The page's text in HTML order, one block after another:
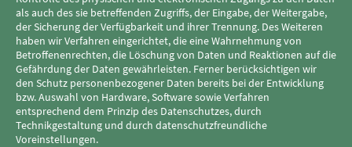
als auch des sie betreffenden Zugriffs, der Eingabe, der Weitergabe,
der Sicherung der Verfügbarkeit und ihrer Trennung. Des Weiteren
haben wir Verfahren eingerichtet, die eine Wahrnehmung von
Betroffenenrechten, die Löschung von Daten und Reaktionen auf die
Gefährdung der Daten gewährleisten. Ferner berücksichtigen wir
den Schutz personenbezogener Daten bereits bei der Entwicklung
bzw. Auswahl von Hardware, Software sowie Verfahren
entsprechend dem Prinzip des Datenschutzes, durch
Technikgestaltung und durch datenschutzfreundliche
Voreinstellungen.